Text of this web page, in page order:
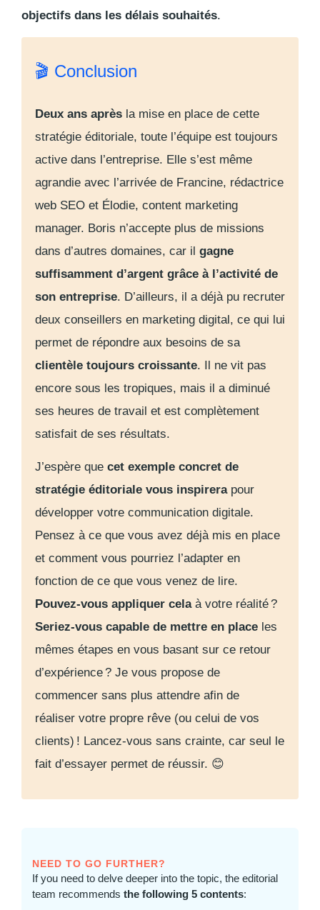
objectifs dans les délais souhaités.
🎬 Conclusion
Deux ans après la mise en place de cette
stratégie éditoriale, toute l’équipe est toujours
active dans l’entreprise. Elle s’est même
agrandie avec l’arrivée de Francine, rédactrice
web SEO et Élodie, content marketing
manager. Boris n’accepte plus de missions
dans d’autres domaines, car il gagne
suffisamment d’argent grâce à l’activité de
son entreprise. D’ailleurs, il a déjà pu recruter
deux conseillers en marketing digital, ce qui lui
permet de répondre aux besoins de sa
clientèle toujours croissante. Il ne vit pas
encore sous les tropiques, mais il a diminué
ses heures de travail et est complètement
satisfait de ses résultats.
J’espère que cet exemple concret de
stratégie éditoriale vous inspirerapour
développer votre communication digitale.
Pensez à ce que vous avez déjà mis en place
et comment vous pourriez l’adapter en
fonction de ce que vous venez de lire.
Pouvez-vous appliquer celaà votre réalité ?
Seriez-vous capable de mettre en place les
mêmes étapes en vous basant sur ce retour
d’expérience ? Je vous propose de
commencer sans plus attendre afin de
réaliser votre propre rêve (ou celui de vos
clients) ! Lancez-vous sans crainte, car seul le
fait d’essayer permet de réussir. 😊
NEED TO GO FURTHER?
If you need to delve deeper into the topic, the editorial
team recommends the following 5 contents: